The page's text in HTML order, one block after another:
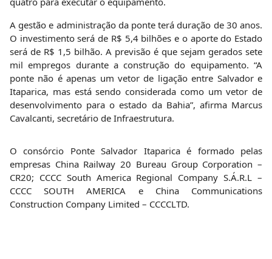
A gestão e administração da ponte terá duração de 30 anos.
O investimento será de R$ 5,4 bilhões e o aporte do Estado
será de R$ 1,5 bilhão. A previsão é que sejam gerados sete
mil empregos durante a construção do equipamento. “A
ponte não é apenas um vetor de ligação entre Salvador e
Itaparica, mas está sendo considerada como um vetor de
desenvolvimento para o estado da Bahia”, afirma Marcus
Cavalcanti, secretário de Infraestrutura.
O consórcio Ponte Salvador Itaparica é formado pelas
empresas China Railway 20 Bureau Group Corporation –
CR20; CCCC South America Regional Company S.Á.R.L –
CCCC SOUTH AMERICA e China Communications
Construction Company Limited – CCCCLTD.